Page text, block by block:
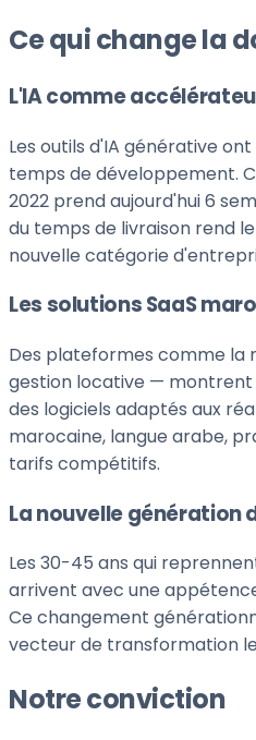
Ce qui change la
L'IA comme
Les outils d'IA générative
temps de développement.
2022 prend aujourd'hui 6
du temps de livraison rend
nouvelle catégorie
Les solutions SaaS
Des plateformes comme la
gestion locative — montrent
des logiciels adaptés aux
marocaine, langue arabe,
tarifs compétitifs.
La nouvelle génération
Les 30-45 ans qui
arrivent avec une
Ce changement
vecteur de transformation
Notre conviction